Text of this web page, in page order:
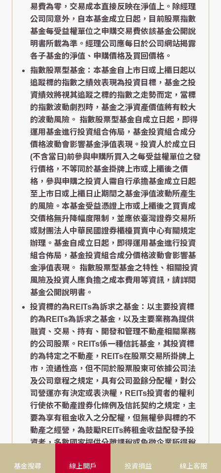
基金搜尋 線上開戶 投資損益 線上客服
易費為零，交易成本直接反映在淨值上。除經理
公司同意外，自本基金成立日起，目前股票指數
基金每受益權單位之申購交易費依該基金公開說
明書所載為準。經理公司應每日於公司網站揭露
各子基金的淨值、申購價格及買回價格。
指數股票型基金：本基金自上市日或上櫃日起以
追蹤標的指數之績效表現為投資目標，基金之投
資績效將視其追蹤之標的指數之走勢而定，當標
的指數波動劇烈時，基金之淨資產價值將有較大
的波動風險。 指數股票型基金自成立日起，即得
運用基金進行投資組合佈局，基金投資組合成分
價格波動會影響基金淨值表現。投資人於成立日
(不含當日)前參與申購所買入之每受益權單位之發
行價格，不等同於基金掛牌上市或上櫃後之價
格，參與申購之投資人需自行承擔基金成立日起
至上市日或上櫃日止期間之基金淨值波動所產生
的風險。本基金受益憑證上市或上櫃後之買賣成
交價格無升降幅度限制，並應依臺灣證券交易所
或財團法人中華民國證券櫃檯買賣中心有關規定
辦理。基金自成立日起，即得運用基金進行投資
組合佈局，基金投資組合成分價格波動會影響基
金淨值表現。 指數股票型基金之特性、相關投資
風險及投資人應負擔之成本費用等資訊，請詳閱
基金公開說明書。
投資標的為REITs為訴求之基金：以主要投資標
的為REITs為訴求之基金，以及主要業務為提供
融資、交易、持有、開發和管理不動產相關業務
的公司股票。REITs係一種信託基金，其投資標
的為特定之不動產，REITs在股票交易所掛牌上
市，流通性高，但不同於股票股東可依據公司法
及公司章程之規定，具有公司盈餘分配權，對公
司營運亦有決定或表決權，REITs投資者的權利
行使依不動產證券化條例及信託契約之規定，主
要為享有租金收入之分配權，但無權參與標的不
動產之經營，為鼓勵REITs將租金收益配發予投
資者，多數國家提供分離課稅或免徵企業所得稅
股票入息基金所稱之「入息」係指基金會使用符